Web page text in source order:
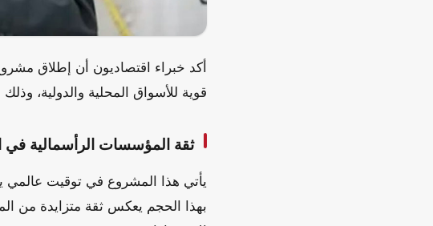
أكد خبراء اقتصاديون أن إطلاق
قوية للأسواق المحلية والدولية،
ثقة المؤسسات الرأسمالية في
يأتي هذا المشروع في توقيت عالمي
بهذا الحجم يعكس ثقة متزايدة من